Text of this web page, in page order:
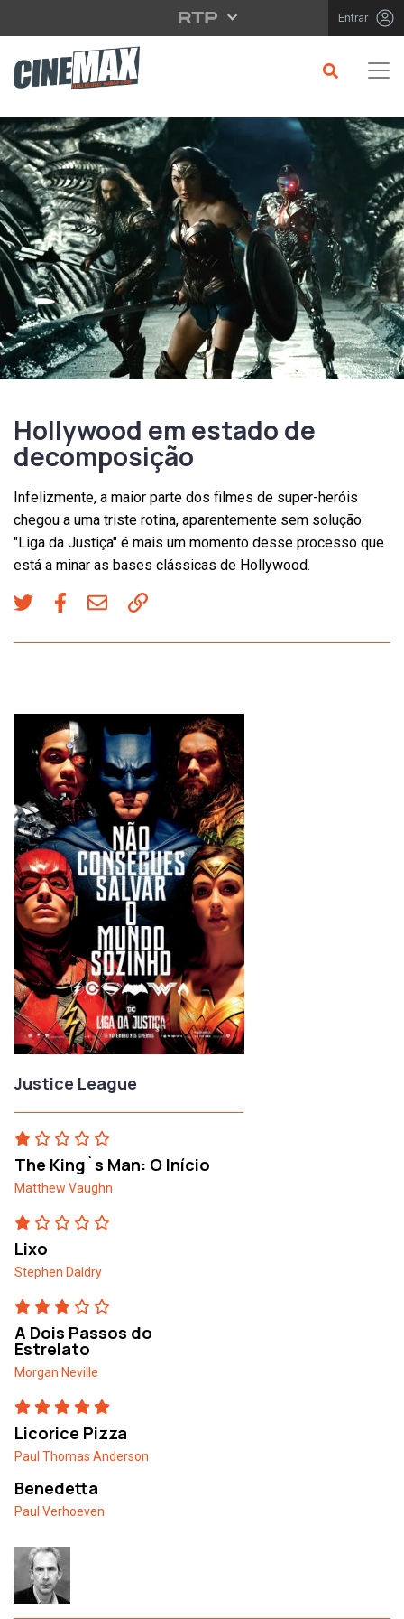
Saltar para o conteúdo principal Entrar
Hollywood em estado de
decomposição
Infelizmente, a maior parte dos filmes de super-heróis
chegou a uma triste rotina, aparentemente sem solução:
"Liga da Justiça" é mais um momento desse processo que
está a minar as bases clássicas de Hollywood.
Justice League
The King`s Man: O Início
Matthew Vaughn
Lixo
Stephen Daldry
A Dois Passos do
Estrelato
Morgan Neville
Licorice Pizza
Paul Thomas Anderson
Benedetta
Paul Verhoeven